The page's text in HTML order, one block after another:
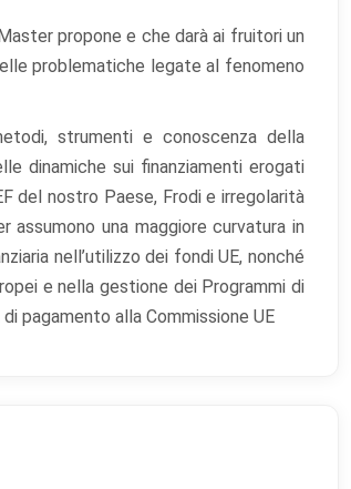
propone e che darà ai fruitori un
problematiche legate al fenomeno
strumenti e conoscenza della
dinamiche sui finanziamenti erogati
del nostro Paese, Frodi e irregolarità
una maggiore curvatura in
nell’utilizzo dei fondi UE, nonché
e nella gestione dei Programmi di
pagamento alla Commissione UE